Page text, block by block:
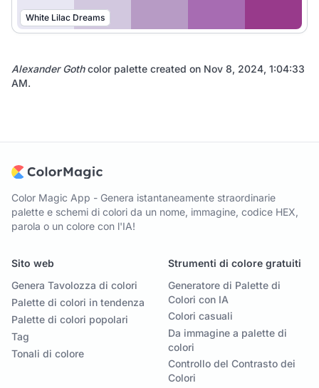
White Lilac Dreams
Alexander Gothcolor palette created on Nov 8, 2024, 1:04:33
AM.
Color Magic App - Genera istantaneamente straordinarie
palette e schemi di colori da un nome, immagine, codice HEX,
parola o un colore con l'IA!
Sito web
Genera Tavolozza di colori
Palette di colori in tendenza
Palette di colori popolari
Tag
Tonali di colore
Strumenti di colore gratuiti
Generatore di Palette di
Colori con IA
Colori casuali
Da immagine a palette di
colori
Controllo del Contrasto dei
Colori